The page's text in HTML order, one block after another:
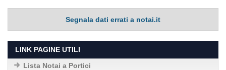
Segnala dati errati a notai.it
LINK PAGINE UTILI
Lista Notai a Portici